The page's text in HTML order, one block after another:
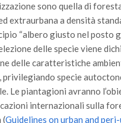
sono quella di
extraurbana a densità
“albero giusto nel posto
delle specie viene
delle caratteristiche
privilegiando specie
Le piantagioni avranno
internazionali sulla
(Guidelines on urban and